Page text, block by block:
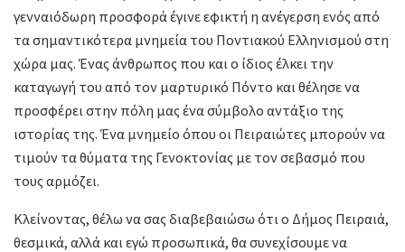
γενναιόδωρη προσφορά έγινε εφικτή η ανέγερση ενός από
τα σημαντικότερα μνημεία του Ποντιακού Ελληνισμού στη
χώρα μας. Ένας άνθρωπος που και ο ίδιος έλκει την
καταγωγή του από τον μαρτυρικό Πόντο και θέλησε να
προσφέρει στην πόλη μας ένα σύμβολο αντάξιο της
ιστορίας της. Ένα μνημείο όπου οι Πειραιώτες μπορούν να
τιμούν τα θύματα της Γενοκτονίας με τον σεβασμό που
τους αρμόζει.
Κλείνοντας, θέλω να σας διαβεβαιώσω ότι ο Δήμος Πειραιά,
θεσμικά, αλλά και εγώ προσωπικά, θα συνεχίσουμε να